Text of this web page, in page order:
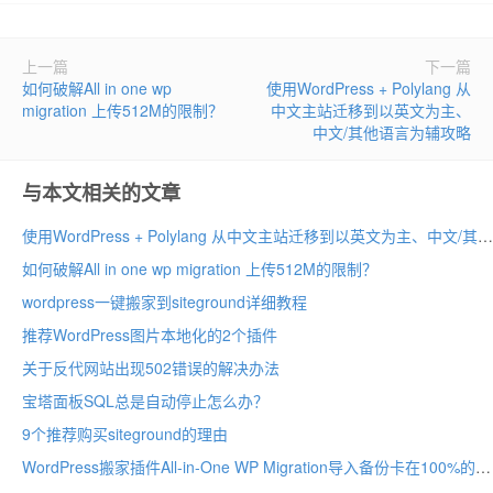
上一篇
如何破解All in one wp
migration 上传512M的限制？
下一篇
使用WordPress + Polylang 从
中文主站迁移到以英文为主、
中文/其他语言为辅攻略
与本文相关的文章
使用WordPress + Polylang 从中文主站迁移到以英文为主、中文/其他语言为辅攻略
如何破解All in one wp migration 上传512M的限制？
wordpress一键搬家到siteground详细教程
推荐WordPress图片本地化的2个插件
关于反代网站出现502错误的解决办法
宝塔面板SQL总是自动停止怎么办？
9个推荐购买siteground的理由
WordPress搬家插件All-in-One WP Migration导入备份卡在100%的解决方法